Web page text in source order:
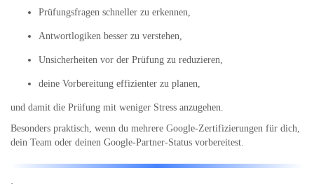
Prüfungsfragen schneller zu erkennen,
Antwortlogiken besser zu verstehen,
Unsicherheiten vor der Prüfung zu reduzieren,
deine Vorbereitung effizienter zu planen,
und damit die Prüfung mit weniger Stress anzugehen.
Besonders praktisch, wenn du mehrere Google-Zertifizierungen für dich,
dein Team oder deinen Google-Partner-Status vorbereitest.